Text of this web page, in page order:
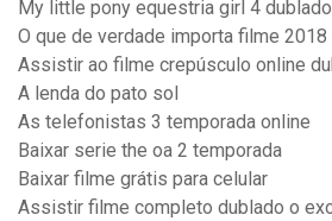
My little pony equestria girl 4 dublado
O que de verdade importa filme
Assistir ao filme crepúsculo online
A lenda do pato sol
As telefonistas 3 temporada online
Baixar serie the oa 2 temporada
Baixar filme grátis para celular
Assistir filme completo dublado o